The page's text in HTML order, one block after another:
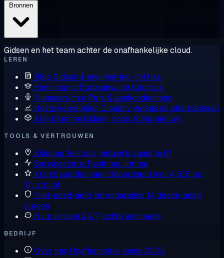
Gidsen en het team achter de onafhankelijke cloud.
LEREN
Blog Gidsen & engineering-notities
Kennisbank Stapsgewijze tutorials
Nieuwsruimte Pers & aankondigingen
Hosts vergelijken Cloudzy versus de alternatieven
Alle bronnen Gidsen, docs, tools, nieuws
TOOLS & VERTROUWEN
Kijkglas Test ons netwerk vanaf je IP
Servicestatus Realtime uptime
Klantbeoordelingen Beoordeeld met 4,6/5 op
Trustpilot
Niet-goed-geld-teruggarantie14 dagen, geen
vragen
Hulp krijgen 24/7, echte engineers
BEDRIJF
Over ons Onafhankelijk sinds 2008